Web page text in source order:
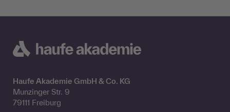
Haufe Akademie GmbH & Co. KG
Munzinger Str. 9
79111 Freiburg